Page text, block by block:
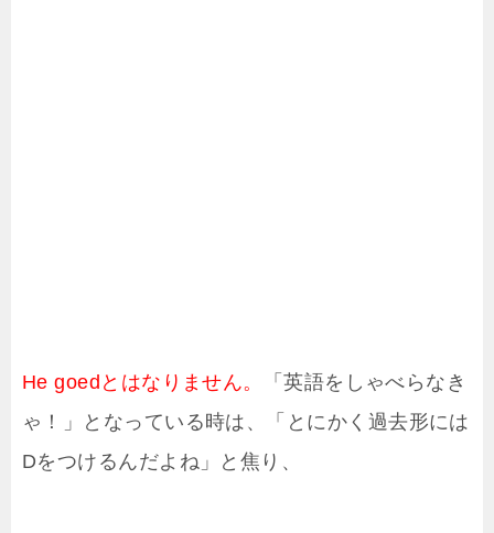
He goedとはなりません。
「英語をしゃべらなき
ゃ！」となっている時は、「とにかく過去形には
Dをつけるんだよね」と焦り、